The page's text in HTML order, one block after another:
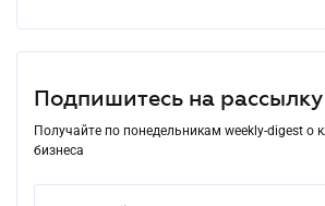
Подпишитесь на рассылку
Получайте по понедельникам weekly-digest о
бизнеса